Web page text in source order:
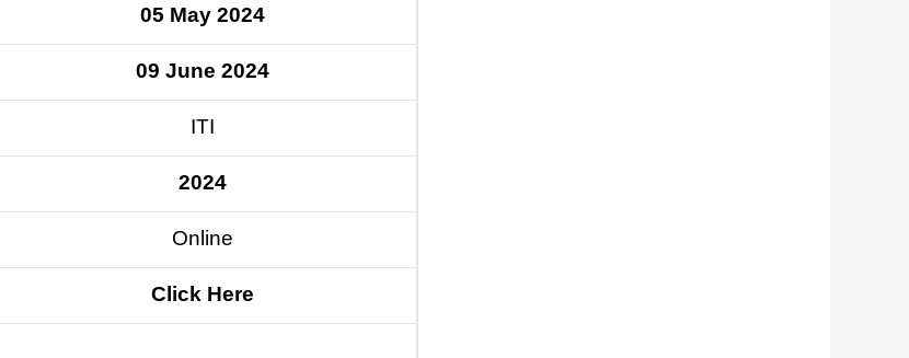
05 May 2024
09 June 2024
ITI
2024
Online
Click Here